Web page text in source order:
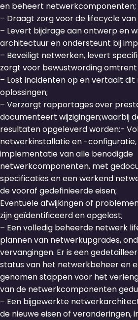
en beheert netwerkcomponenten;
– Draagt zorg voor de lifecycle
– Levert bijdrage aan ontwerp en
architectuur en ondersteunt bij
– Beveiligt netwerken, levert
zorgt voor bewustwording omtrent
– Lost incidenten op en vertaalt
oplossingen;
– Verzorgt rapportages over
documenteert wijzigingen;waarbij
resultaten opgeleverd worden:-
netwerkinstallatie en -configuratie,
implementatie van alle benodigde
netwerkcomponenten, met
specificaties en een werkend
de vooraf gedefinieerde eisen;
Eventuele afwijkingen of
zijn geïdentificeerd en opgelost;
– Een volledig beheerde netwerk
plannen van netwerkupgrades,
vervangingen. Er is een
status van het netwerkbeheer en
genomen stappen voor het
van de netwerkcomponenten
– Een bijgewerkte
de nieuwe eisen of veranderingen,